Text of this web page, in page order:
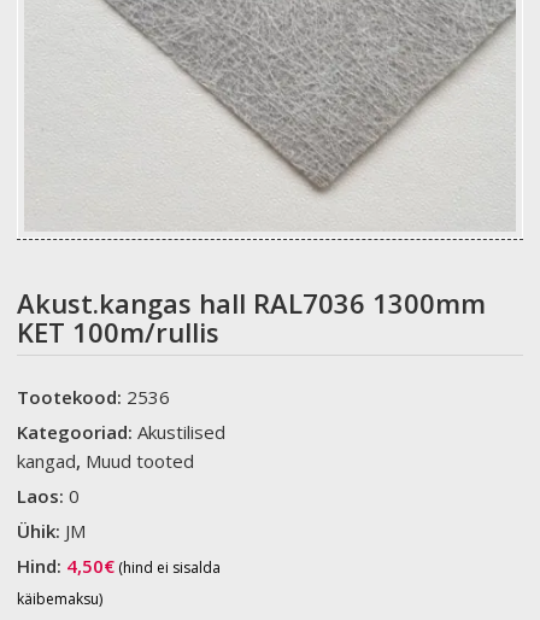
Akust.kangas hall RAL7036 1300mm
KET 100m/rullis
Tootekood: 2536
Kategooriad:Akustilised
kangad, Muud tooted
Laos:0
Ühik: JM
Hind: 4,50€ (hind ei sisalda
käibemaksu)